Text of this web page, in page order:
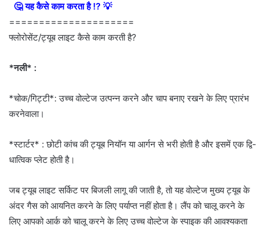
🤔 यह कैसे काम करता है ⁉ 💡
=====================
फ्लोरोसेंट/ट्यूब लाइट कैसे काम करती है?
*नली* :
*चोक/गिट्टी*: उच्च वोल्टेज उत्पन्न करने और चाप बनाए रखने के लिए प्रारंभ
करनेवाला।
*स्टार्टर* : छोटी कांच की ट्यूब नियॉन या आर्गन से भरी होती है और इसमें एक द्वि-
धात्विक प्लेट होती है।
जब ट्यूब लाइट सर्किट पर बिजली लागू की जाती है, तो यह वोल्टेज मुख्य ट्यूब के
अंदर गैस को आयनित करने के लिए पर्याप्त नहीं होता है। लैंप को चालू करने के
लिए आपको आर्क को चालू करने के लिए उच्च वोल्टेज के स्पाइक की आवश्यकता